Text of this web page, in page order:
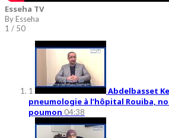
Esseha TV
By Esseha
1 / 50
1
Abdelbasset
pneumologie à l’hôpital Rouiba,
poumon 04:38